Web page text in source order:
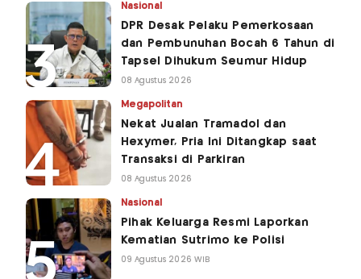
Nasional
DPR Desak Pelaku Pemerkosaan
dan Pembunuhan Bocah 6 Tahun di
Tapsel Dihukum Seumur Hidup
08 Agustus 2026
Megapolitan
Nekat Jualan Tramadol dan
Hexymer, Pria Ini Ditangkap saat
Transaksi di Parkiran
08 Agustus 2026
Nasional
Pihak Keluarga Resmi Laporkan
Kematian Sutrimo ke Polisi
09 Agustus 2026 WIB